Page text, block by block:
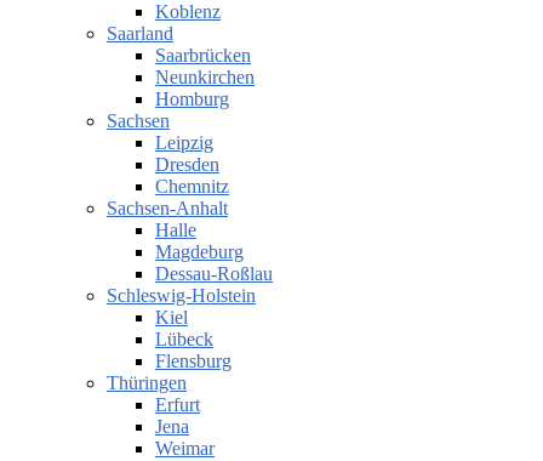
Koblenz
Saarland
Saarbrücken
Neunkirchen
Homburg
Sachsen
Leipzig
Dresden
Chemnitz
Sachsen-Anhalt
Halle
Magdeburg
Dessau-Roßlau
Schleswig-Holstein
Kiel
Lübeck
Flensburg
Thüringen
Erfurt
Jena
Weimar